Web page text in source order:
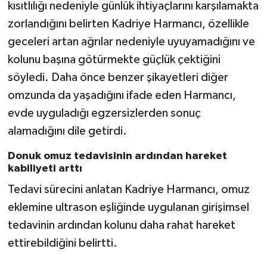
kısıtlılığı nedeniyle günlük ihtiyaçlarını karşılamakta
zorlandığını belirten Kadriye Harmancı, özellikle
geceleri artan ağrılar nedeniyle uyuyamadığını ve
kolunu başına götürmekte güçlük çektiğini
söyledi. Daha önce benzer şikayetleri diğer
omzunda da yaşadığını ifade eden Harmancı,
evde uyguladığı egzersizlerden sonuç
alamadığını dile getirdi.
Donuk omuz tedavisinin ardından hareket
kabiliyeti arttı
Tedavi sürecini anlatan Kadriye Harmancı, omuz
eklemine ultrason eşliğinde uygulanan girişimsel
tedavinin ardından kolunu daha rahat hareket
ettirebildiğini belirtti.